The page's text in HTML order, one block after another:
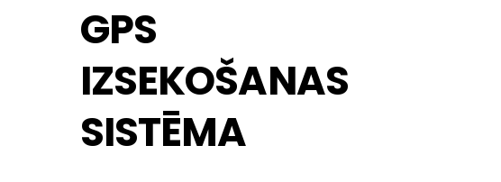
GPS
IZSEKOŠANAS
SISTĒMA